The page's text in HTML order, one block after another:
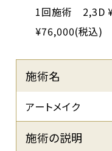
1回施術 2,3D
¥76,000(税込)
施術名
アートメイク
施術の説明